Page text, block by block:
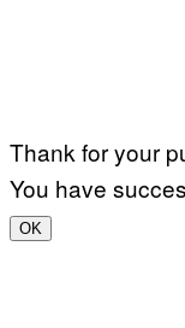
Thank for your
You have
OK